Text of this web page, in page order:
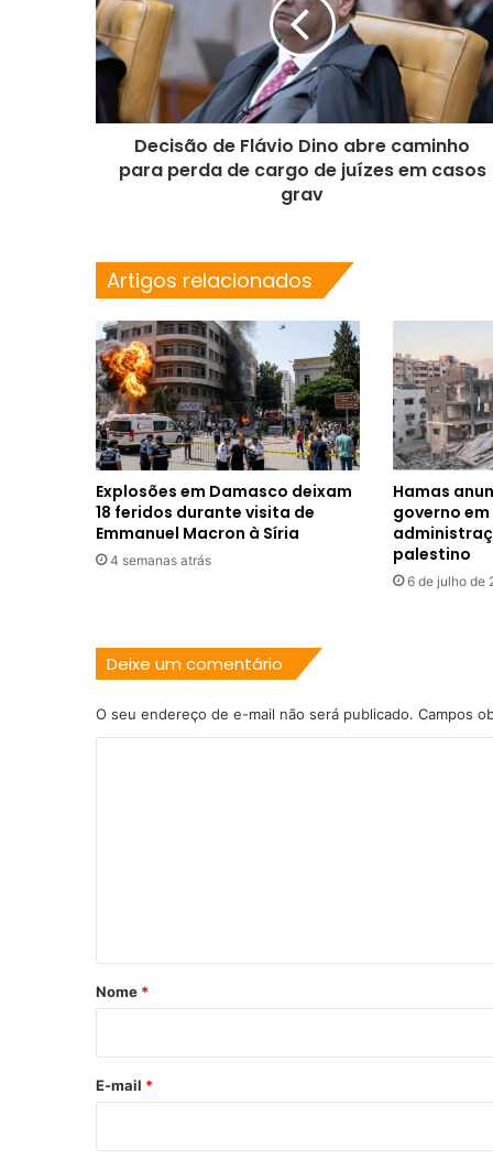
Decisão de Flávio Dino abre caminho
para perda de cargo de juízes em casos
grav
Artigos relacionados
Explosões em Damasco deixam
18 feridos durante visita de
Emmanuel Macron à Síria
4 semanas atrás
Hamas
governo
palestino
6 de julho de
Deixe um comentário
O seu endereço de e-mail não será publicado. Campos
r
*
Nome *
E-mail *